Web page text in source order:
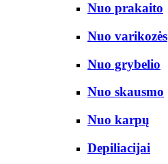
Nuo prakaito
Nuo varikozės
Nuo grybelio
Nuo skausmo
Nuo karpų
Depiliacijai